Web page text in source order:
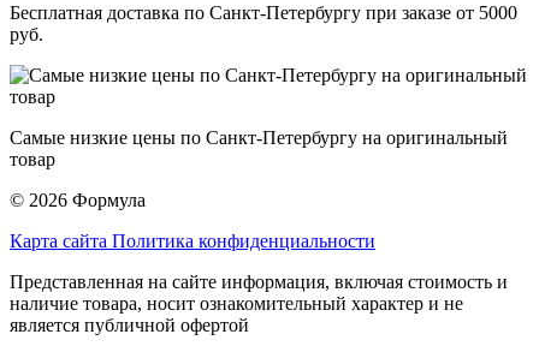
Бесплатная доставка по Санкт-Петербургу при заказе от 5000
руб.
Самые низкие цены по Санкт-Петербургу на оригинальный
товар
© 2026 Формула
Карта сайта Политика конфиденциальности
Представленная на сайте информация, включая стоимость и
наличие товара, носит ознакомительный характер и не
является публичной офертой